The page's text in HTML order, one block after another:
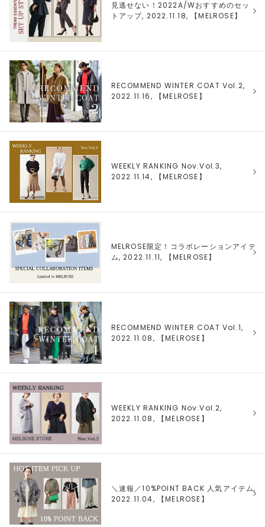
見逃せない！2022A/Wおすすめのセッ
トアップ, 2022.11.18, 【MELROSE】
RECOMMEND WINTER COAT Vol.2,
2022.11.16, 【MELROSE】
WEEKLY RANKING Nov.Vol.3,
2022.11.14, 【MELROSE】
MELROSE限定！コラボレーションアイテ
ム, 2022.11.11, 【MELROSE】
RECOMMEND WINTER COAT Vol.1,
2022.11.08, 【MELROSE】
WEEKLY RANKING Nov.Vol.2,
2022.11.08, 【MELROSE】
＼速報／10%POINT BACK 人気アイテム,
2022.11.04, 【MELROSE】